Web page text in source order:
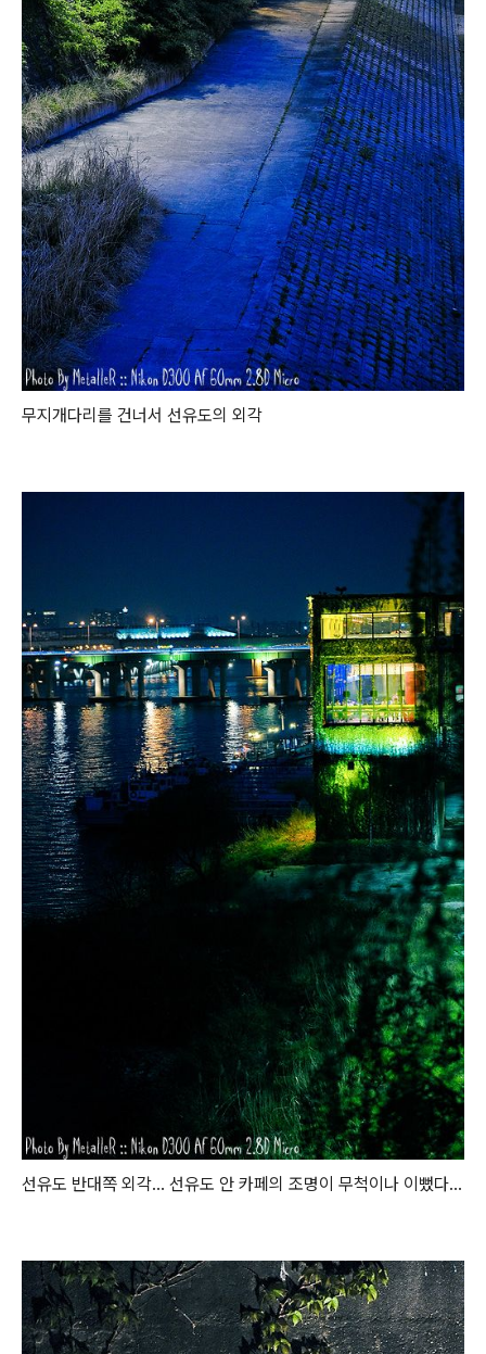
무지개다리를 건너서 선유도의 외각
선유도 반대쪽 외각... 선유도 안 카페의 조명이 무척이나 이뻤다...